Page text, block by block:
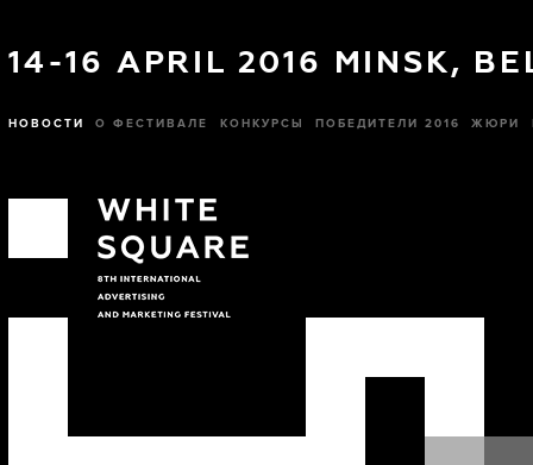
14-16 APRIL 2016 MINSK,
НОВОСТИ О ФЕСТИВАЛЕ КОНКУРСЫ ПОБЕДИТЕЛИ 2016 ЖЮРИ